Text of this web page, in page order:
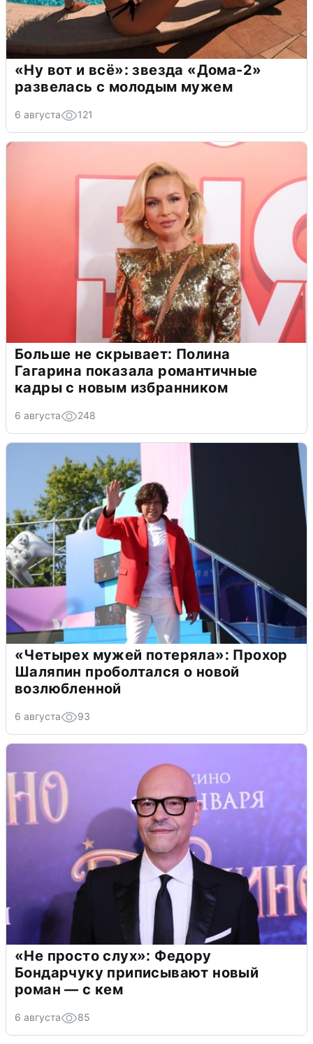
«Ну вот и всё»: звезда «Дома-2»
развелась с молодым мужем
6 августа 121
Больше не скрывает: Полина
Гагарина показала романтичные
кадры с новым избранником
6 августа 248
«Четырех мужей потеряла»: Прохор
Шаляпин проболтался о новой
возлюбленной
6 августа 93
«Не просто слух»: Федору
Бондарчуку приписывают новый
роман — с кем
6 августа 85